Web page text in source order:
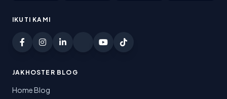
IKUTI KAMI
JAKHOSTER BLOG
Home Blog